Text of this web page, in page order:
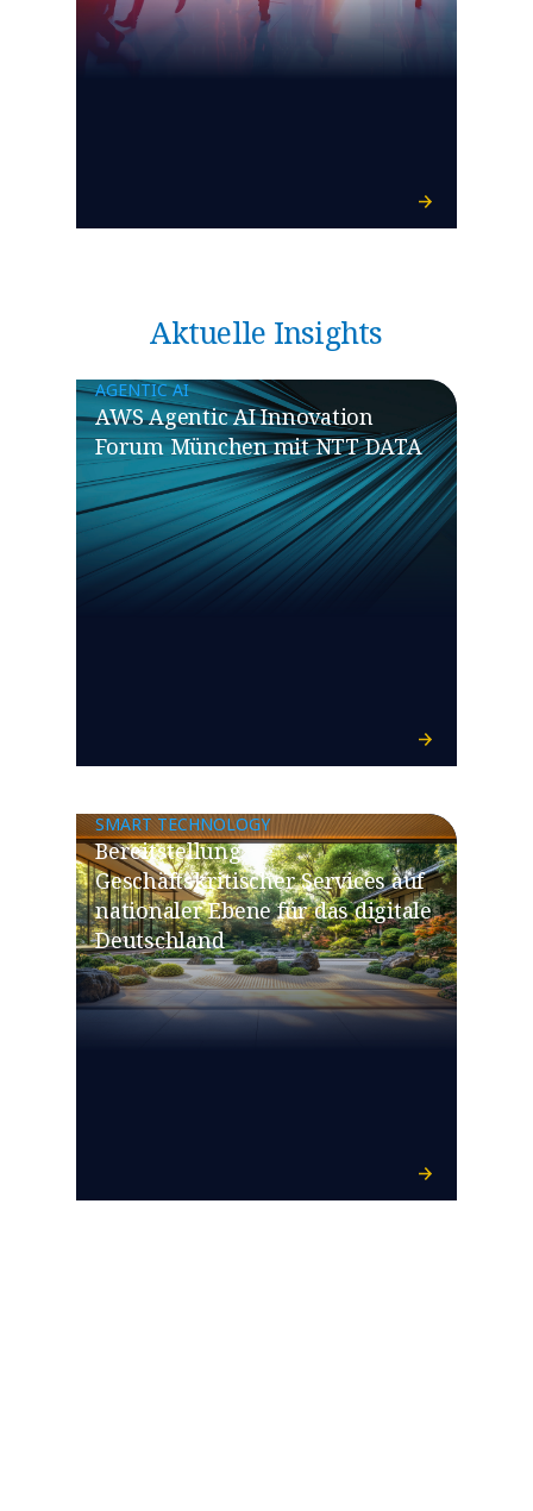
Aktuelle Insights
AGENTIC AI
AWS Agentic AI Innovation
Forum München mit NTT DATA
SMART TECHNOLOGY
Bereitstellung
Geschäftskritischer Services auf
nationaler Ebene für das digitale
Deutschland